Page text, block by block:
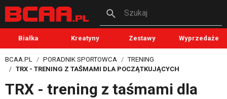
Szukaj
Białka Kreatyny Zestawy Wyprzedaże
BCAA.PL PORADNIK SPORTOWCA
TRENING
TRX - TRENING Z TAŚMAMI DLA POCZĄTKUJĄCYCH
TRX - trening z taśmami dla